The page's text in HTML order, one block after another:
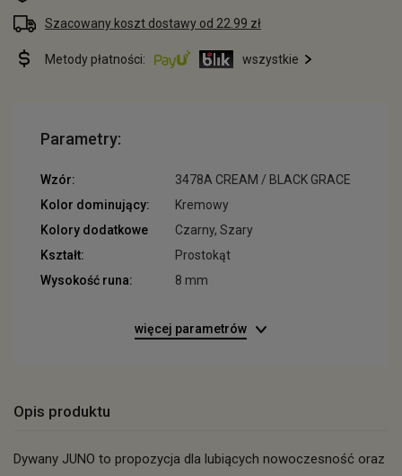
Szacowany koszt dostawy od 22.99 zł
Metody płatności: wszystkie
Parametry:
Wzór:
3478A CREAM / BLACK GRACE
Kolor dominujący:
Kremowy
Kolory dodatkowe
Czarny, Szary
Kształt:
Prostokąt
Wysokość runa:
8 mm
więcej parametrów
Opis produktu
Dywany JUNO to propozycja dla lubiących nowoczesność oraz